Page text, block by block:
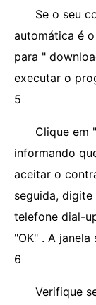
Se o seu
automática é
para "
executar o
5
Clique em
informando
aceitar o
seguida, digite
telefone dial-
"OK" . A janela
6
Verifique